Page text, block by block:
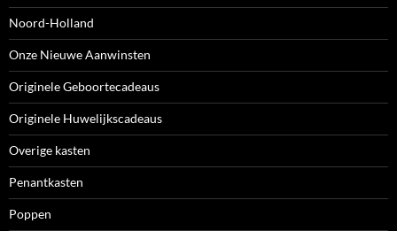
Noord-Holland
Onze Nieuwe Aanwinsten
Originele Geboortecadeaus
Originele Huwelijkscadeaus
Overige kasten
Penantkasten
Poppen